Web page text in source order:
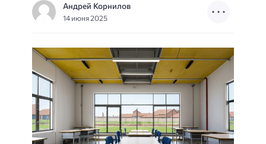
Андрей Корнилов
14 июня 2025